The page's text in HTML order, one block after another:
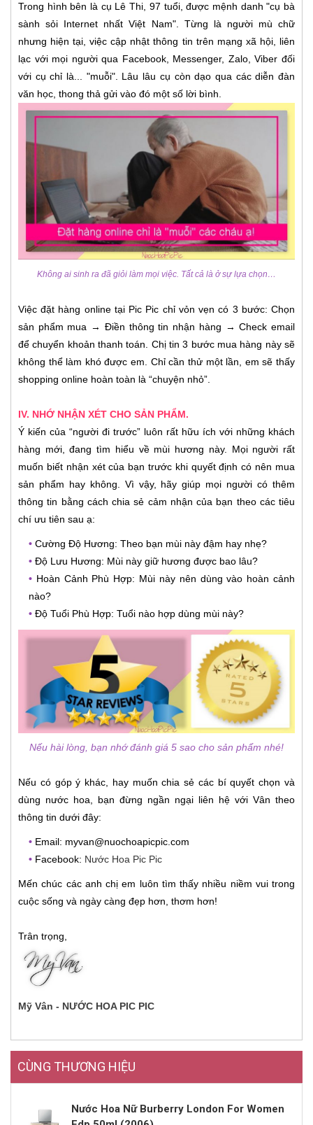
Trong hình bên là cụ Lê Thi, 97 tuổi, được mệnh danh "cụ bà
sành sỏi Internet nhất Việt Nam". Từng là người mù chữ
nhưng hiện tại, việc cập nhật thông tin trên mạng xã hội, liên
lạc với mọi người qua Facebook, Messenger, Zalo, Viber đối
với cụ chỉ là... "muỗi". Lâu lâu cụ còn dạo qua các diễn đàn
văn học, thong thả gửi vào đó một số lời bình.
Không ai sinh ra đã giỏi làm mọi việc. Tất cả là ở sự lựa chọn…
Việc đặt hàng online tại Pic Pic chỉ vỏn vẹn có 3 bước: Chọn
sản phẩm mua → Điền thông tin nhận hàng → Check email
để chuyển khoản thanh toán. Chị tin 3 bước mua hàng này sẽ
không thể làm khó được em. Chỉ cần thử một lần, em sẽ thấy
shopping online hoàn toàn là “chuyện nhỏ”.
IV. NHỚ NHẬN XÉT CHO SẢN PHẨM.
Ý kiến của “người đi trước” luôn rất hữu ích với những khách
hàng mới, đang tìm hiểu về mùi hương này. Mọi người rất
muốn biết nhận xét của bạn trước khi quyết định có nên mua
sản phẩm hay không. Vì vậy, hãy giúp mọi người có thêm
thông tin bằng cách chia sẻ cảm nhận của bạn theo các tiêu
chí ưu tiên sau ạ:
• Cường Độ Hương: Theo bạn mùi này đậm hay nhẹ?
• Độ Lưu Hương: Mùi này giữ hương được bao lâu?
• Hoàn Cảnh Phù Hợp: Mùi này nên dùng vào hoàn cảnh
nào?
• Độ Tuổi Phù Hợp: Tuổi nào hợp dùng mùi này?
Nếu hài lòng, bạn nhớ đánh giá 5 sao cho sản phẩm nhé!
Nếu có góp ý khác, hay muốn chia sẻ các bí quyết chọn và
dùng nước hoa, bạn đừng ngần ngại liên hệ với Vân theo
thông tin dưới đây:
• Email: myvan@nuochoapicpic.com
• Facebook: Nước Hoa Pic Pic
Mến chúc các anh chị em luôn tìm thấy nhiều niềm vui trong
cuộc sống và ngày càng đẹp hơn, thơm hơn!
Trân trọng,
Mỹ Vân - NƯỚC HOA PIC PIC
CÙNG THƯƠNG HIỆU
Nước Hoa Nữ Burberry London For Women